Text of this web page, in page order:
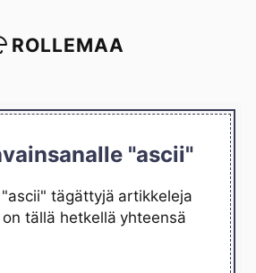
ROLLEMAA
"ascii"
tägättyjä artikkeleja
on tällä hetkellä yhteensä